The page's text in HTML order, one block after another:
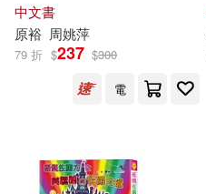
中文書
原裕 周姚萍
79 折 $237 $300
電